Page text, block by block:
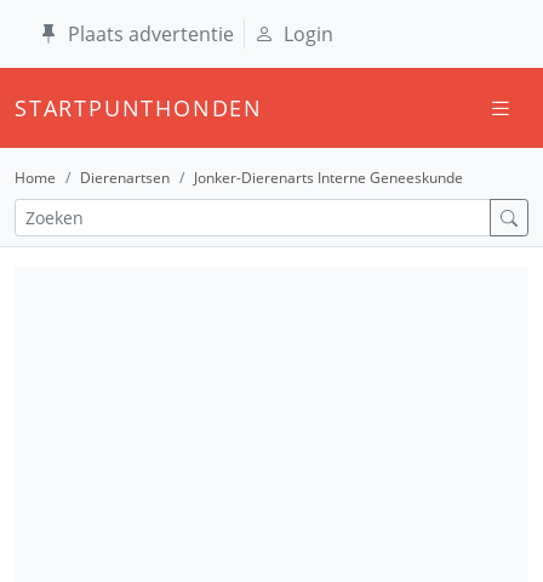
Plaats advertentie Login
STARTPUNTHONDEN
Home Dierenartsen Jonker-Dierenarts Interne Geneeskunde